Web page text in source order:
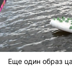
Еще один образ